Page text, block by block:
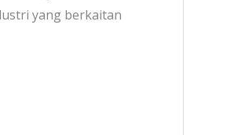
yang berkaitan